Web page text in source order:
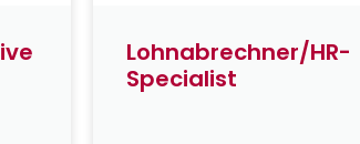
Lohnabrechner/HR-
Specialist